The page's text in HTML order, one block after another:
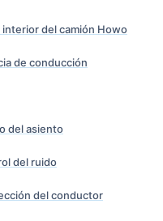
del camión Howo
de conducción
del asiento
del ruido
del conductor